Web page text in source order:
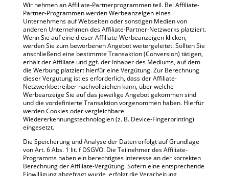
Wir nehmen an Affiliate-Partnerprogrammen teil. Bei Affiliate-
Partner-Programmen werden Werbeanzeigen eines
Unternehmens auf Webseiten oder sonstigen Medien von
anderen Unternehmen des Affiliate-Partner-Netzwerks platziert.
Wenn Sie auf eine dieser Affiliate-Werbeanzeigen klicken,
werden Sie zum beworbenen Angebot weitergeleitet. Sollten Sie
anschließend eine bestimmte Transaktion (Conversion) tätigen,
erhält der Affiliate und ggf. der Inhaber des Mediums, auf dem
die Werbung platziert hierfür eine Vergütung. Zur Berechnung
dieser Vergütung ist es erforderlich, dass der Affiliate-
Netzwerkbetreiber nachvollziehen kann, über welche
Werbeanzeige Sie auf das jeweilige Angebot gekommen sind
und die vordefinierte Transaktion vorgenommen haben. Hierfür
werden Cookies oder vergleichbare
Wiedererkennungstechnologien (z. B. Device-Fingerprinting)
eingesetzt.
Die Speicherung und Analyse der Daten erfolgt auf Grundlage
von Art. 6 Abs. 1 lit. f DSGVO. Die Teilnehmer des Affiliate-
Programms haben ein berechtigtes Interesse an der korrekten
Berechnung der Affiliate-Vergütung. Sofern eine entsprechende
Einwilligung abgefragt wurde, erfolgt die Verarbeitung